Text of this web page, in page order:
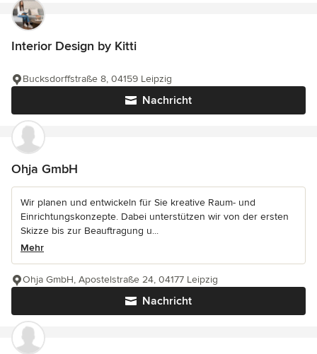
Interior Design by Kitti
Nachricht
Bucksdorffstraße 8, 04159 Leipzig
Ohja GmbH
Wir planen und entwickeln für Sie kreative Raum- und
Einrichtungskonzepte. Dabei unterstützen wir von der ersten
Skizze bis zur Beauftragung u...
Mehr
Nachricht
Ohja GmbH, Apostelstraße 24, 04177 Leipzig